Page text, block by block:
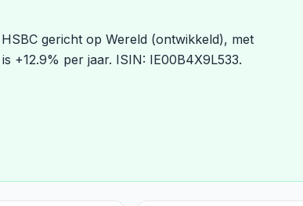
gericht op Wereld (ontwikkeld), met
+12.9% per jaar. ISIN: IE00B4X9L533.